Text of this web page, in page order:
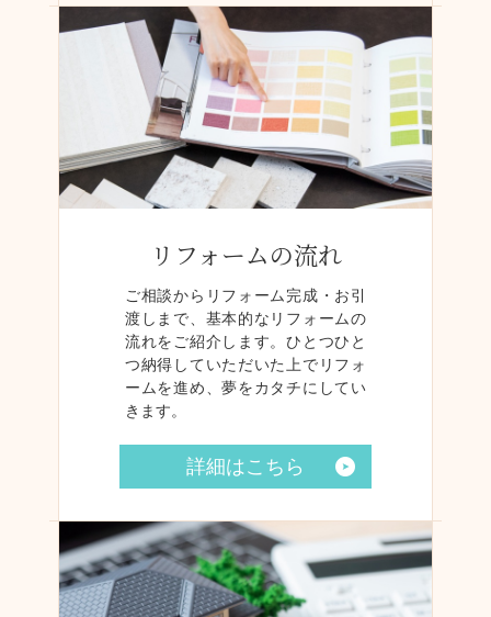
リフォームの流れ
ご相談からリフォーム完成・お引
渡しまで、基本的なリフォームの
流れをご紹介します。ひとつひと
つ納得していただいた上でリフォ
ームを進め、夢をカタチにしてい
きます。
詳細はこちら